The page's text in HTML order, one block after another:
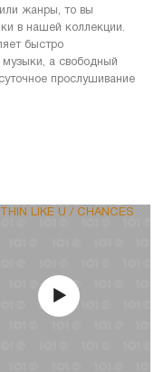
жанры, то вы
в нашей коллекции.
быстро
музыки, а свободный
прослушивание